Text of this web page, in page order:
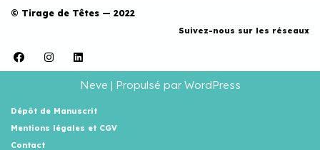
© Tirage de Têtes — 2022
Suivez-nous sur les réseaux
Neve | Propulsé par WordPress
Dépôt de Manuscrit
Mentions légales et CGV
Contact